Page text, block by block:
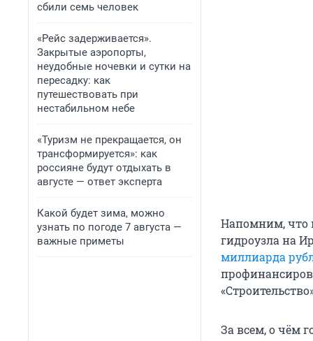
сбили семь человек
«Рейс задерживается».
Закрытые аэропорты,
неудобные ночевки и сутки на
пересадку: как
путешествовать при
нестабильном небе
«Туризм не прекращается, он
трансформируется»: как
россияне будут отдыхать в
августе — ответ эксперта
Какой будет зима, можно
узнать по погоде 7 августа —
важные приметы
Напомним, что
гидроузла на
миллиарда
За всем, о чём